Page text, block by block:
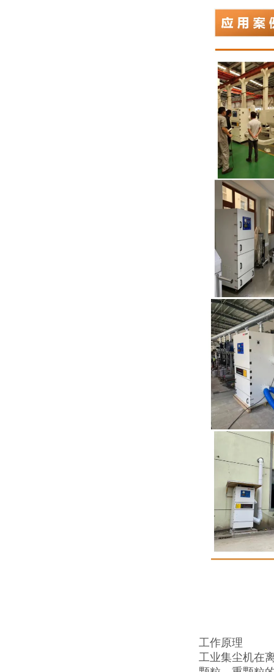
工作原理
工业集尘机在